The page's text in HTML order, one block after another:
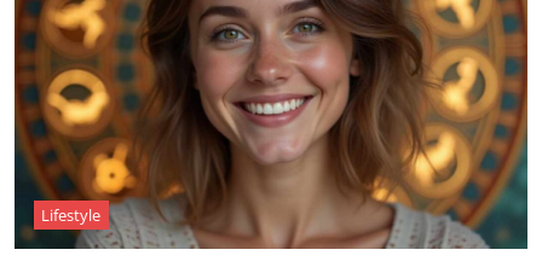
Lifestyle